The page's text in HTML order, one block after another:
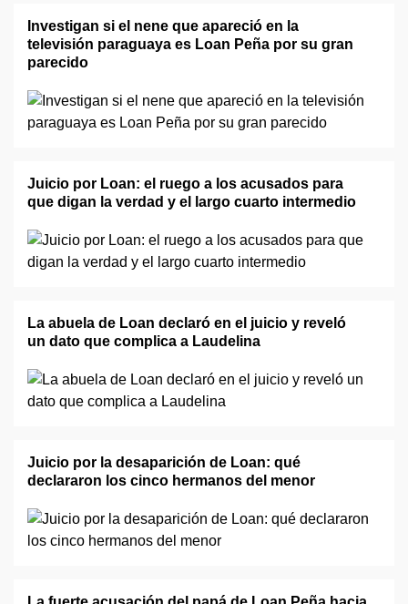
Investigan si el nene que apareció en la
televisión paraguaya es Loan Peña por su gran
parecido
Juicio por Loan: el ruego a los acusados para
que digan la verdad y el largo cuarto intermedio
La abuela de Loan declaró en el juicio y reveló
un dato que complica a Laudelina
Juicio por la desaparición de Loan: qué
declararon los cinco hermanos del menor